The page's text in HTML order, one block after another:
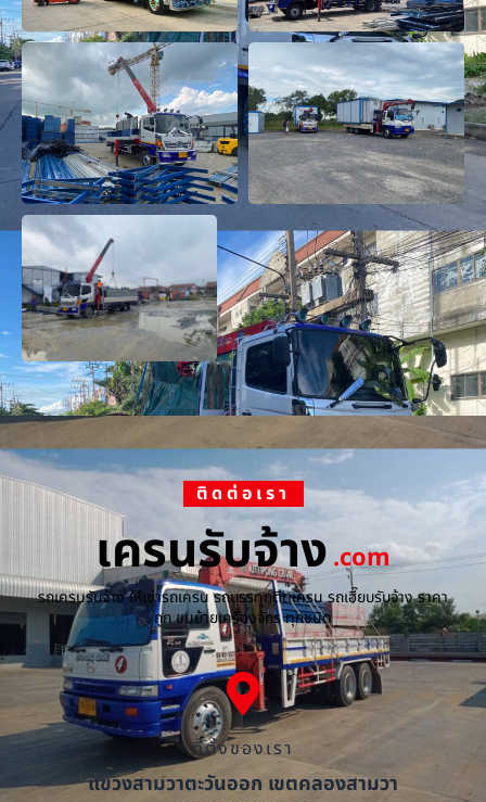
ติดต่อเรา
เครนรับจ้าง.com
รถเครนรับจ้าง ให้เช่ารถเครน รถบรรทุกติดเครน รถเฮี๊ยบรับจ้าง ราคา
ถูก ขนย้ายเครื่องจักร ทุกชนิด
ที่ตั้งของเรา
แขวงสามวาตะวันออก เขตคลองสามวา